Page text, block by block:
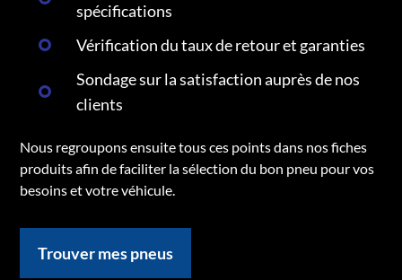
spécifications
Vérification du taux de retour et garanties
Sondage sur la satisfaction auprès de nos
clients
Nous regroupons ensuite tous ces points dans nos fiches
produits afin de faciliter la sélection du bon pneu pour vos
besoins et votre véhicule.
Trouver mes pneus